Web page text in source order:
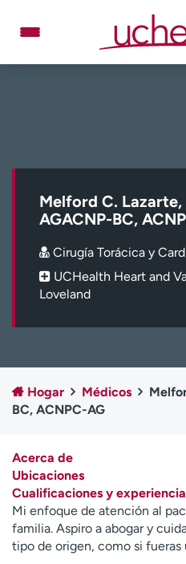
contenido
Facturación y precios
Inicie sesión en My Health
Ready. Set. CO.
Empleados
Atención a medios de
Contáctenos
A
y
ú
d
Melford C. Lazarte,
AGACNP-BC,
Cirugía Torácica y
UCHealth Heart and
Loveland
Hogar Médicos
BC, ACNPC-AG
Acerca de
Ubicaciones
Cualificaciones y experiencia
Mi enfoque de atención al
familia. Aspiro a abogar y
tipo de origen, como si